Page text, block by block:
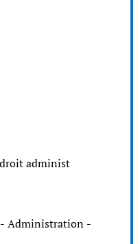
administ
Administration -